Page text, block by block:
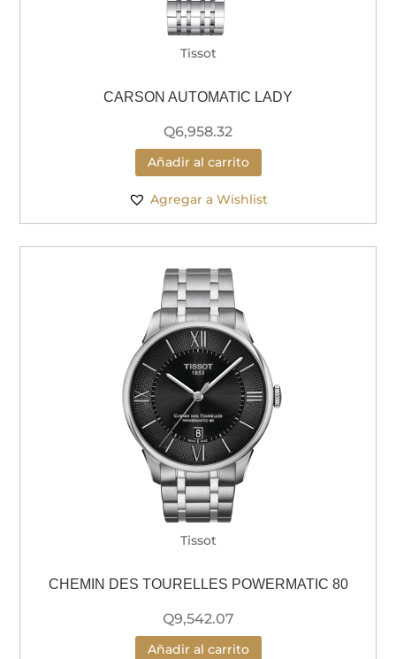
Tissot
CARSON AUTOMATIC LADY
Q6,958.32
Añadir al carrito
Agregar a Wishlist
Tissot
CHEMIN DES TOURELLES POWERMATIC 80
Q9,542.07
Añadir al carrito